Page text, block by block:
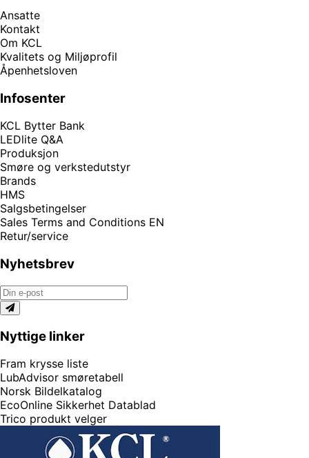
Ansatte
Kontakt
Om KCL
Kvalitets og Miljøprofil
Åpenhetsloven
Infosenter
KCL Bytter Bank
LEDlite Q&A
Produksjon
Smøre og verkstedutstyr
Brands
HMS
Salgsbetingelser
Sales Terms and Conditions EN
Retur/service
Nyhetsbrev
Nyttige linker
Fram krysse liste
LubAdvisor smøretabell
Norsk Bildelkatalog
EcoOnline Sikkerhet Datablad
Trico produkt velger